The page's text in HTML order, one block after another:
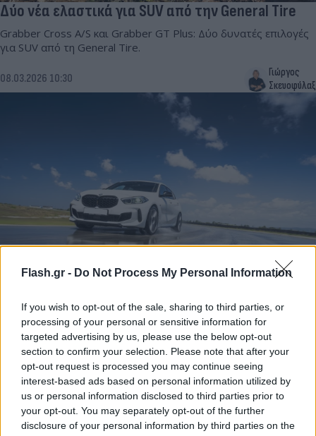
Flash.gr - Do Not Process My Personal Information
If you wish to opt-out of the sale, sharing to third parties, or
processing of your personal or sensitive information for
targeted advertising by us, please use the below opt-out
section to confirm your selection. Please note that after your
opt-out request is processed you may continue seeing
interest-based ads based on personal information utilized by
us or personal information disclosed to third parties prior to
your opt-out. You may separately opt-out of the further
disclosure of your personal information by third parties on the
Δύο νέα ελαστικά για SUV από την General Tire
Grabber Cross A/S και Grabber GT Plus: Δύο δυνατές επιλογές
για SUV από τη General Tire.
08.03.2026 10:30
Γιώργος
Σκευοφύλαξ
Η Bridgestone παρουσιάζει το νέο Potenza Sport
Με πολύ καλές επιδόσεις, έλεγχο στο βρεγμένο οδόστρωμα και
μεγάλη διάρκεια ζωής
03.03.2026 15:00
Γιώργος